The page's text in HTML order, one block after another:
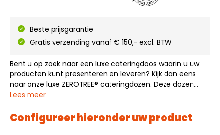
Beste prijsgarantie
Gratis verzending vanaf € 150,- excl. BTW
Bent u op zoek naar een luxe cateringdoos waarin u uw
producten kunt presenteren en leveren? Kijk dan eens
naar onze luxe ZEROTREE® cateringdozen. Deze dozen
worden gemaakt van stropapier en zoals de benaming al
productie. De dozen hebben een strost…
Lees meer
Configureer hieronder uw product